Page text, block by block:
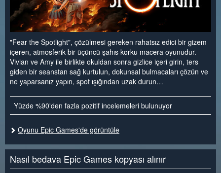
"Fear the Spotlight", çözülmesi gereken rahatsız edici bir gizem
içeren, atmosferik bir üçüncü şahıs korku macera oyunudur.
Vivian ve Amy ile birlikte okuldan sonra gizlice içeri girin, ters
giden bir seanstan sağ kurtulun, dokunsal bulmacaları çözün ve
ne yaparsanız yapın, spot ışığından uzak durun…
Yüzde %90'den fazla pozitif incelemeleri bulunuyor
Oyunu Epic Games'de görüntüle
Nasıl bedava Epic Games kopyası alınır